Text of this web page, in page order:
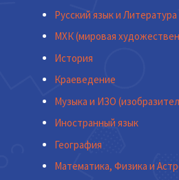
Русский язык и Литература
МХК (мировая
История
Краеведение
Музыка и ИЗО
Иностранный язык
География
Математика, Физика и